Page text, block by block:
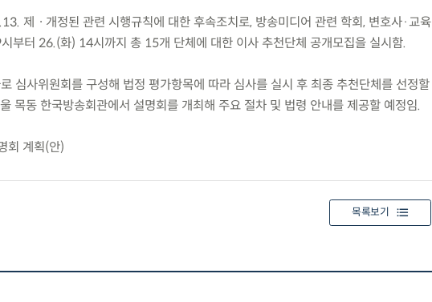
제ㆍ개정된 관련 시행규칙에 대한 후속조치로, 방송미디어 관련 학회, 변호사·교육
부터 26.(화) 14시까지 총 15개 단체에 대한 이사 추천단체 공개모집을 실시함.
심사위원회를 구성해 법정 평가항목에 따라 심사를 실시 후 최종 추천단체를 선정할
목동 한국방송회관에서 설명회를 개최해 주요 절차 및 법령 안내를 제공할 예정임.
회 계획(안)
목록보기